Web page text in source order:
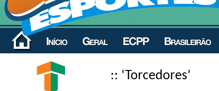
:: ‘Torcedores’